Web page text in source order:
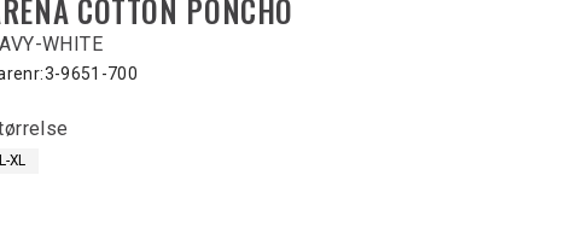
COTTON PONCHO
WHITE
3-9651-700
L-XL